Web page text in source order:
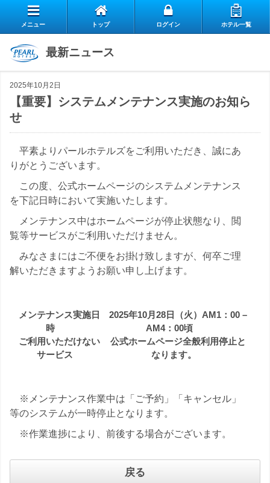
リ
ー
ブ
の
慢
の
タ
フ
の
お
様
の
く
あ
お
問
閉じる
メニュー トップ ログイン ホテル一覧
最新ニュース
2025年10月2日
【重要】システムメンテナンス実施のお知ら
せ
平素よりパールホテルズをご利用いただき、誠にあ
りがとうございます。
この度、公式ホームページのシステムメンテナンス
を下記日時において実施いたします。
メンテナンス中はホームページが停止状態なり、閲
覧等サービスがご利用いただけません。
みなさまにはご不便をお掛け致しますが、何卒ご理
解いただきますようお願い申し上げます。
メンテナンス実施日
時
2025年10月28日（火）AM1：00 –
AM4：00頃
ご利用いただけない
サービス
公式ホームページ全般利用停止と
なります。
※メンテナンス作業中は「ご予約」「キャンセル」
等のシステムが一時停止となります。
※作業進捗により、前後する場合がございます。
戻る